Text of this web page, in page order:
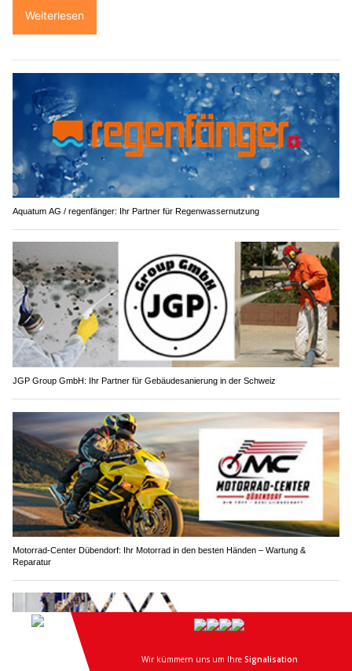
Weiterlesen
Aquatum AG / regenfänger: Ihr Partner für Regenwassernutzung
JGP Group GmbH: Ihr Partner für Gebäudesanierung in der Schweiz
Motorrad-Center Dübendorf: Ihr Motorrad in den besten Händen – Wartung &
Reparatur